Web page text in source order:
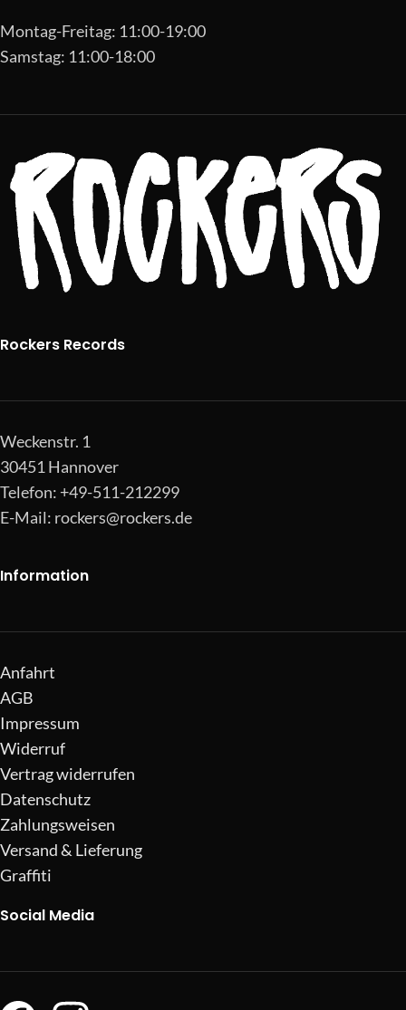
Montag-Freitag: 11:00-19:00
Samstag: 11:00-18:00
Rockers Records
Weckenstr. 1
30451 Hannover
Telefon: +49-511-212299
E-Mail: rockers@rockers.de
Information
Anfahrt
AGB
Impressum
Widerruf
Vertrag widerrufen
Datenschutz
Zahlungsweisen
Versand & Lieferung
Graffiti
Social Media